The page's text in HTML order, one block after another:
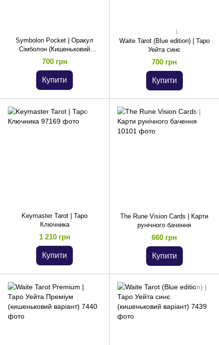
Symbolon Pocket | Оракул
Сімболон (Кишеньковий
варіант)
700 грн
Купити
1
Waite Tarot (Blue edition) | Таро
Уейта синє
700 грн
Купити
Keymaster Tarot | Таро
Ключника
1 210 грн
Купити
The Rune Vision Cards | Карти
рунічного бачення
660 грн
Купити